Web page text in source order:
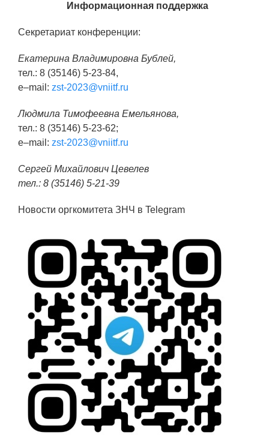
Информационная поддержка
Секретариат конференции:
Екатерина Владимировна Бублей,
тел.: 8 (35146) 5-23-84,
e–mail: zst-2023@vniitf.ru
Людмила Тимофеевна Емельянова,
тел.: 8 (35146) 5-23-62;
e–mail: zst-2023@vniitf.ru
Сергей Михайлович Цевелев
тел.: 8 (35146) 5-21-39
Новости оргкомитета ЗНЧ в Telegram